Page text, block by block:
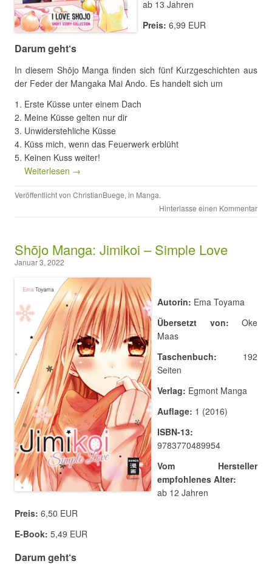
ab 13 Jahren
Preis: 6,99 EUR
Darum geht‘s
In diesem Shōjo Manga finden sich fünf Kurzgeschichten aus
der Feder der Mangaka Mai Ando. Es handelt sich um
Erste Küsse unter einem Dach
Meine Küsse gelten nur dir
Unwiderstehliche Küsse
Küss mich, wenn das Feuerwerk erblüht
Keinen Kuss weiter!
Weiterlesen →
Veröffentlicht von ChristianBuege, in Manga.
Hinterlasse einen Kommentar
Shōjo Manga: Jimikoi – Simple Love
Januar 3, 2022
Autorin: Ema Toyama
Übersetzt von: Oke
Maas
Taschenbuch: 192
Seiten
Verlag: Egmont Manga
Auflage: 1 (2016)
ISBN-13:
9783770489954
Vom Hersteller
empfohlenes Alter:
ab 12 Jahren
Preis: 6,50 EUR
E-Book: 5,49 EUR
Darum geht‘s